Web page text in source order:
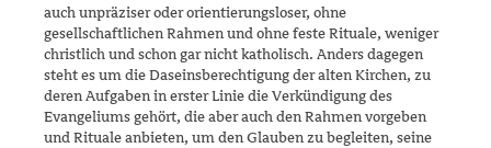
auch unpräziser oder orientierungsloser, ohne
gesellschaftlichen Rahmen und ohne feste Rituale, weniger
christ­lich und schon gar nicht katholisch. Anders dagegen
steht es um die Da­seinsberechtigung der alten Kirchen, zu
deren Aufgaben in erster Linie die Verkündigung des
Evangeliums gehört, die aber auch den Rahmen vorgeben
und Rituale anbieten, um den Glauben zu begleiten, seine